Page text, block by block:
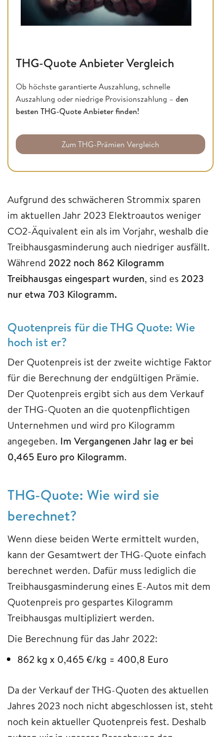
THG-Quote Anbieter Vergleich
Ob höchste garantierte Auszahlung, schnelle
Auszahlung oder niedrige Provisionszahlung – den
besten THG-Quote Anbieter finden!
Zum THG-Prämien Vergleich
Aufgrund des schwächeren Strommix sparen
im aktuellen Jahr 2023 Elektroautos weniger
CO2-Äquivalent ein als im Vorjahr, weshalb die
Treibhausgasminderung auch niedriger ausfällt.
Während 2022 noch 862 Kilogramm
Treibhausgas eingespart wurden, sind es 2023
nur etwa 703 Kilogramm.
Quotenpreis für die THG Quote: Wie
hoch ist er?
Der Quotenpreis ist der zweite wichtige Faktor
für die Berechnung der endgültigen Prämie.
Der Quotenpreis ergibt sich aus dem Verkauf
der THG-Quoten an die quotenpflichtigen
Unternehmen und wird pro Kilogramm
angegeben. Im Vergangenen Jahr lag er bei
0,465 Euro pro Kilogramm.
THG-Quote: Wie wird sie
berechnet?
Wenn diese beiden Werte ermittelt wurden,
kann der Gesamtwert der THG-Quote einfach
berechnet werden. Dafür muss lediglich die
Treibhausgasminderung eines E-Autos mit dem
Quotenpreis pro gespartes Kilogramm
Treibhausgas multipliziert werden.
Die Berechnung für das Jahr 2022:
862 kg x 0,465 €/kg = 400,8 Euro
Da der Verkauf der THG-Quoten des aktuellen
Jahres 2023 noch nicht abgeschlossen ist, steht
noch kein aktueller Quotenpreis fest. Deshalb